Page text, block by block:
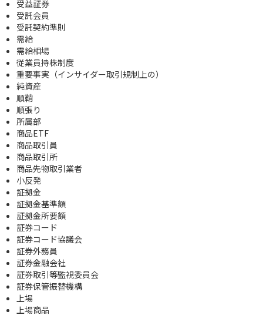
受益証券
受託会員
受託契約準則
需給
需給相場
従業員持株制度
重要事実（インサイダー取引規制上の）
純資産
順鞘
順張り
所属部
商品ETF
商品取引員
商品取引所
商品先物取引業者
小反発
証拠金
証拠金基準額
証拠金所要額
証券コード
証券コード協議会
証券外務員
証券金融会社
証券取引等監視委員会
証券保管振替機構
上場
上場商品